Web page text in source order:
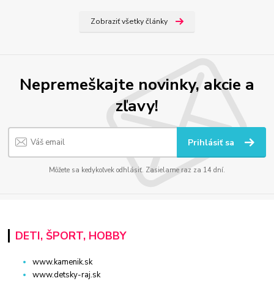
Zobraziť všetky články
Nepremeškajte novinky, akcie a
zľavy!
Prihlásiť sa
Môžete sa kedykoľvek odhlásiť. Zasielame raz za 14 dní.
DETI, ŠPORT, HOBBY
www.kamenik.sk
www.detsky-raj.sk